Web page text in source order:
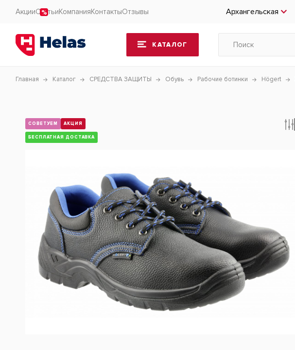
АкцииСтатьиКомпанияКонтактыОтзывы Архангельская
КАТАЛОГ
Главная Каталог СРЕДСТВА ЗАЩИТЫ Обувь Рабочие ботинки Högert
СОВЕТУЕМ АКЦИЯ
БЕСПЛАТНАЯ ДОСТАВКА